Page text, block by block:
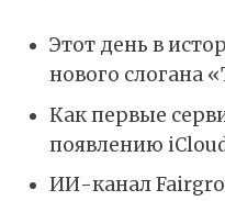
Этот день в
нового слогана
Как первые
появлению
ИИ-канал